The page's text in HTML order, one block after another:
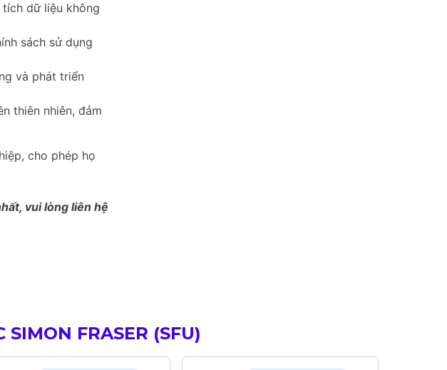
tích dữ liệu không
sách sử dụng
và phát triển
thiên nhiên, đảm
cho phép họ
vui lòng liên hệ
FRASER (SFU)